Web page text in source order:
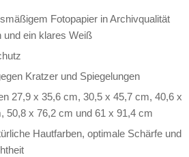
Fotopapier in Archivqualität
und ein klares Weiß
Kratzer und Spiegelungen
27,9 x 35,6 cm, 30,5 x 45,7 cm, 40,6 x
50,8 x 76,2 cm und 61 x 91,4 cm
Hautfarben, optimale Schärfe und